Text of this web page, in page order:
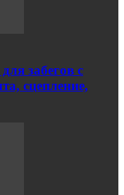
забегов с
сцепление,